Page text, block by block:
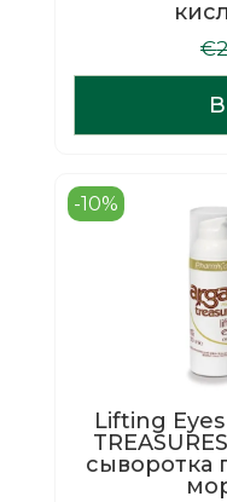
€
-10%
Lifting
сыворотка